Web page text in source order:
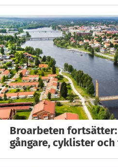
Broarbeten
gångare, cyklister